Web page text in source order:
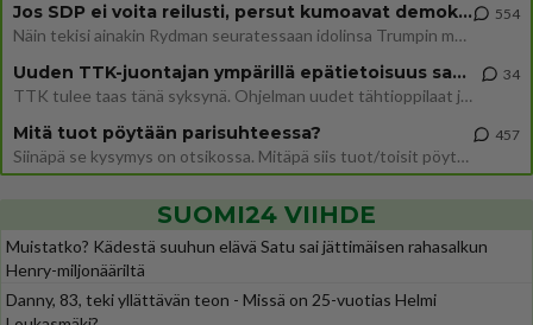
Jos SDP ei voita reilusti, persut kumoavat demokratian Suomesta
Näin tekisi ainakin Rydman seuratessaan idolinsa Trumpin mallia https://www.is.fi/politiikka/art-2000012187244.html
554
Uuden TTK-juontajan ympärillä epätietoisuus sakenee - Nyt MTV hämmentää soppaa
TTK tulee taas tänä syksynä. Ohjelman uudet tähtioppilaat julkistetaan torstaina 6. elokuuta klo 14 alkavassa lehdistö
34
Mitä tuot pöytään parisuhteessa?
Siinäpä se kysymys on otsikossa. Mitäpä siis tuot/toisit pöytään parisuhteessa? Oletko mies vai nainen? Koetko sen mitä
457
SUOMI24 VIIHDE
Muistatko? Kädestä suuhun elävä Satu sai jättimäisen rahasalkun
Henry-miljonääriltä
Danny, 83, teki yllättävän teon - Missä on 25-vuotias Helmi